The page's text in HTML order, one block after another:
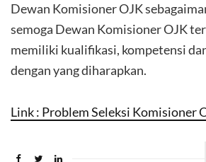
Dewan Komisioner OJK
semoga Dewan Komisioner OJK
memiliki kualifikasi, kompetensi
dengan yang diharapkan.
Link : Problem Seleksi Komisioner